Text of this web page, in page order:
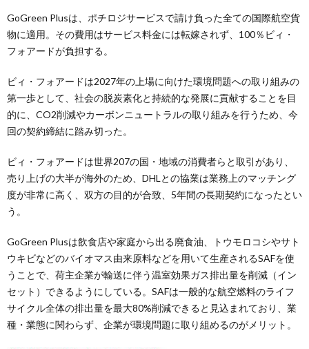
GoGreen Plusは、ポチロジサービスで請け負った全ての国際航空貨
物に適用。その費用はサービス料金には転嫁されず、100％ビィ・
フォアードが負担する。
ビィ・フォアードは2027年の上場に向けた環境問題への取り組みの
第一歩として、社会の脱炭素化と持続的な発展に貢献することを目
的に、CO2削減やカーボンニュートラルの取り組みを行うため、今
回の契約締結に踏み切った。
ビィ・フォアードは世界207の国・地域の消費者らと取引があり、
売り上げの大半が海外のため、DHLとの協業は業務上のマッチング
度が非常に高く、双方の目的が合致、5年間の長期契約になったとい
う。
GoGreen Plusは飲食店や家庭から出る廃食油、トウモロコシやサト
ウキビなどのバイオマス由来原料などを用いて生産されるSAFを使
うことで、荷主企業が輸送に伴う温室効果ガス排出量を削減（イン
セット）できるようにしている。SAFは一般的な航空燃料のライフ
サイクル全体の排出量を最大80%削減できると見込まれており、業
種・業態に関わらず、企業が環境問題に取り組めるのがメリット。